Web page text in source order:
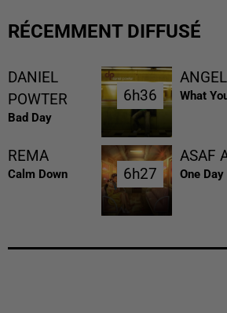
RÉCEMMENT DIFFUSÉ
DANIEL
POWTER
Bad Day
6h36
6h36 What
REMA
Calm Down 6h27
6h27
ASAF
One Day